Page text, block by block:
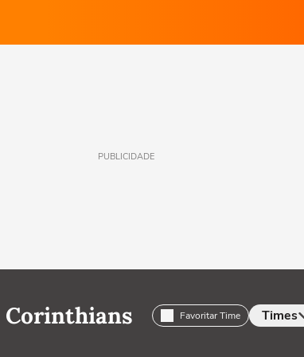
PUBLICIDADE
Corinthians Favoritar Time Times